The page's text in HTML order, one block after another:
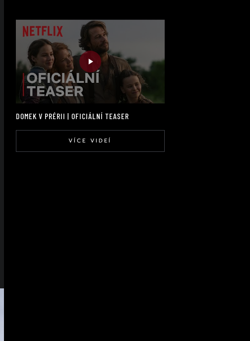
DOMEK V PRÉRII | OFICIÁLNÍ TEASER
VÍCE VIDEÍ